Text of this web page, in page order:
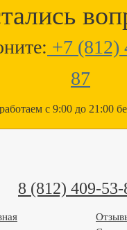
+7 (812)
87
с 9:00 до 21:00
8 (812) 409-53-